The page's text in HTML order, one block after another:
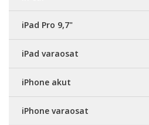
iPad Pro 9,7"
iPad varaosat
iPhone akut
iPhone varaosat